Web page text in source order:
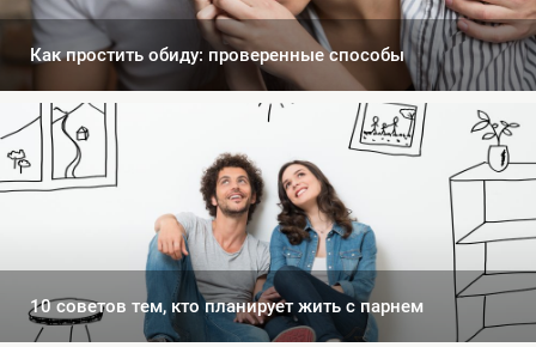
Как простить обиду: проверенные способы
10 советов тем, кто планирует жить с парнем